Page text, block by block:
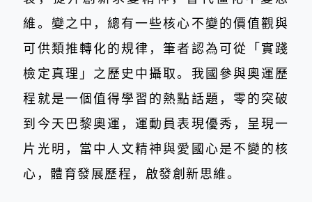
維。變之中，總有一些核心不變的價值觀與
可供類推轉化的規律，筆者認為可從「實踐
檢定真理」之歷史中攝取。我國參與奧運歷
程就是一個值得學習的熱點話題，零的突破
到今天巴黎奧運，運動員表現優秀，呈現一
片光明，當中人文精神與愛國心是不變的核
心，體育發展歷程，啟發創新思維。